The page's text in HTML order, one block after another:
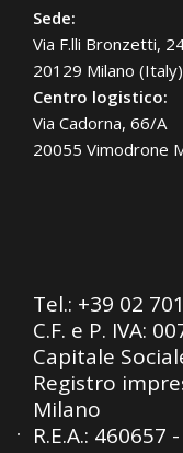
Sede:
Via F.lli Bronzetti,
20129 Milano (Italy)
Centro logistico:
Via Cadorna, 66/A
20055 Vimodrone
Tel.: +39 02
C.F. e P. IVA:
Capitale
Registro
Milano
R.E.A.: 460657